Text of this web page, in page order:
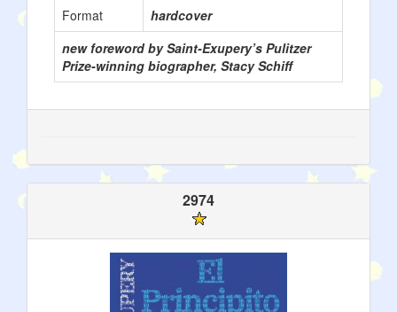
Format
hardcover
new foreword by Saint-Exupery’s Pulitzer
Prize-winning biographer, Stacy Schiff
2974